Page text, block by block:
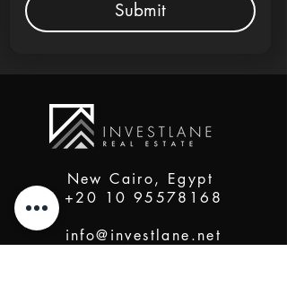
Submit
New Cairo, Egypt
+20 10 95578168
info@investlane.net